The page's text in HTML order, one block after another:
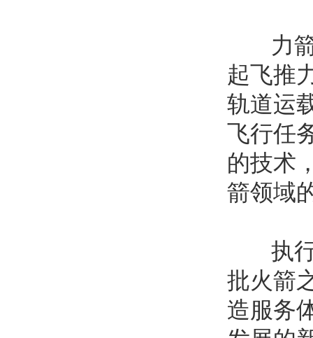
力箭
起飞推
轨道运
飞行任
的技术
箭领域
执行
批火箭
造服务